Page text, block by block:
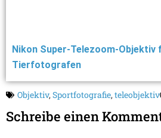
Nikon Super-Telezoom-Objektiv
Tierfotografen
Objektiv,Sportfotografie,teleobjektiv
Schreibe einen